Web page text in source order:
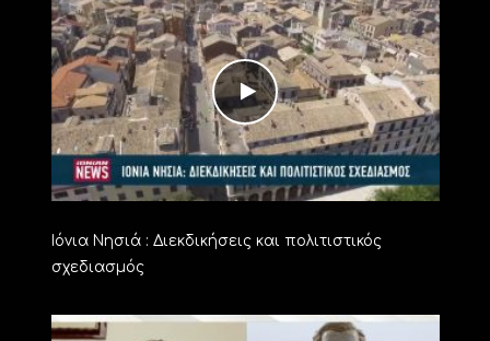
Ιόνια Νησιά : Διεκδικήσεις και πολιτιστικός
σχεδιασμός